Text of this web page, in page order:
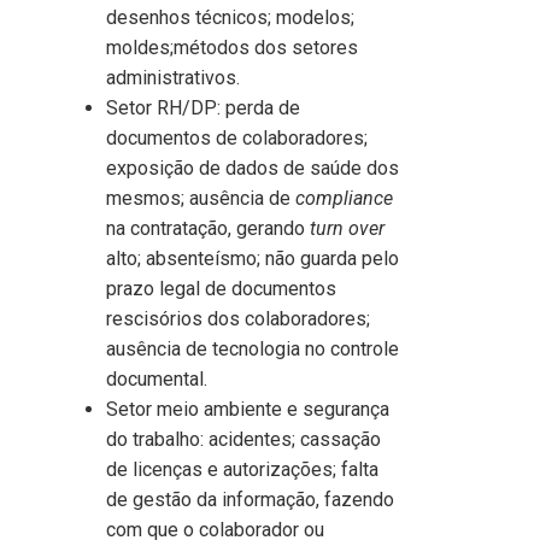
desenhos técnicos; modelos;
moldes;métodos dos setores
administrativos.
Setor RH/DP: perda de
documentos de colaboradores;
exposição de dados de saúde dos
mesmos; ausência de compliance
na contratação, gerando turn over
alto; absenteísmo; não guarda pelo
prazo legal de documentos
rescisórios dos colaboradores;
ausência de tecnologia no controle
documental.
Setor meio ambiente e segurança
do trabalho: acidentes; cassação
de licenças e autorizações; falta
de gestão da informação, fazendo
com que o colaborador ou